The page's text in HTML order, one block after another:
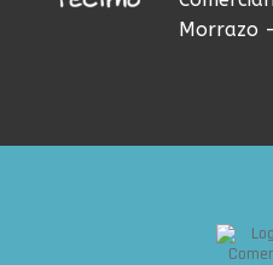
Morrazo